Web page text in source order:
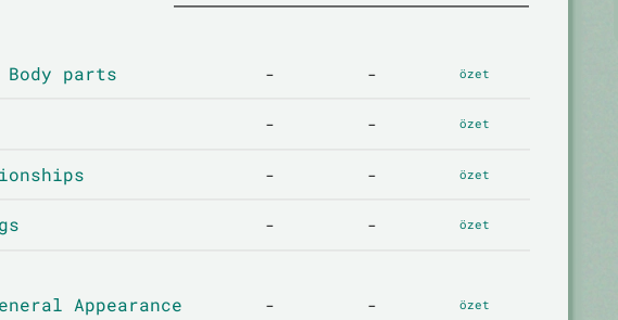
parts - - özet
- - özet
- - özet
- - özet
Appearance - - özet